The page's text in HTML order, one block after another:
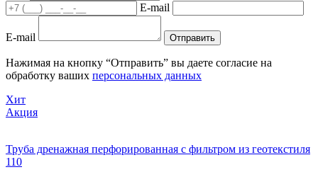
E-mail
E-mail Отправить
Нажимая на кнопку “Отправить” вы даете согласие на
обработку ваших персональных данных
Хит
Акция
Труба дренажная перфорированная с фильтром из геотекстиля
110